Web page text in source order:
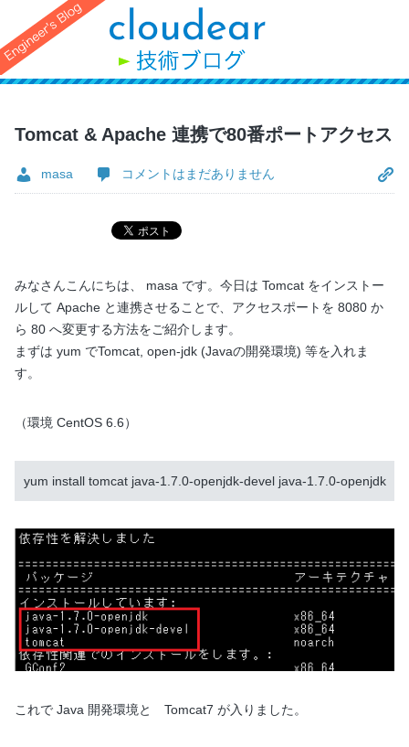
Tomcat & Apache 連携で80番ポートアクセス
masa コメントはまだありません
みなさんこんにちは、 masa です。今日は Tomcat をインストー
ルして Apache と連携させることで、アクセスポートを 8080 か
ら 80 へ変更する方法をご紹介します。
まずは yum でTomcat, open-jdk (Javaの開発環境) 等を入れま
す。
（環境 CentOS 6.6）
yum install tomcat java-1.7.0-openjdk-devel java-1.7.0-openjdk
これで Java 開発環境と Tomcat7 が入りました。